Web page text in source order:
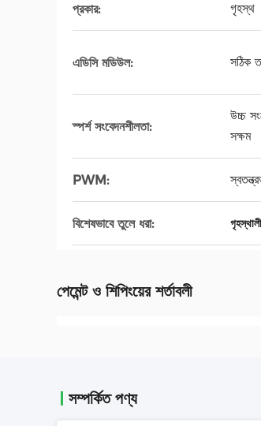
প্রকার: গৃহস্থ
এডিসি মডিউল: সঠিক
স্পর্শ সংবেদনশীলতা:
উচ্চ
সক্ষম
PWM:
বিশেষভাবে তুলে ধরা:
পেমেন্ট ও শিপিংয়ের শর্তাবলী
সম্পর্কিত পণ্য